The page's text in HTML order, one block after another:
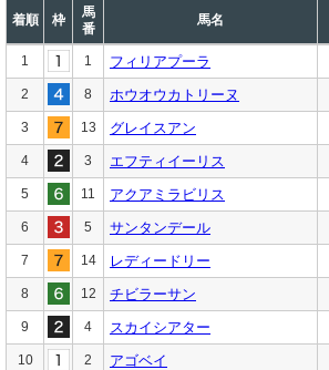
着順 枠
馬
番
馬名
1 1 フィリアプーラ
2 8 ホウオウカトリーヌ
3 13 グレイスアン
4 3 エフティイーリス
5 11 アクアミラビリス
6 5 サンタンデール
7 14 レディードリー
8 12 チビラーサン
9 4 スカイシアター
10 2 アゴベイ